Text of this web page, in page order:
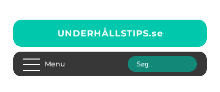
UNDERHÅLLSTIPS.se
Menu